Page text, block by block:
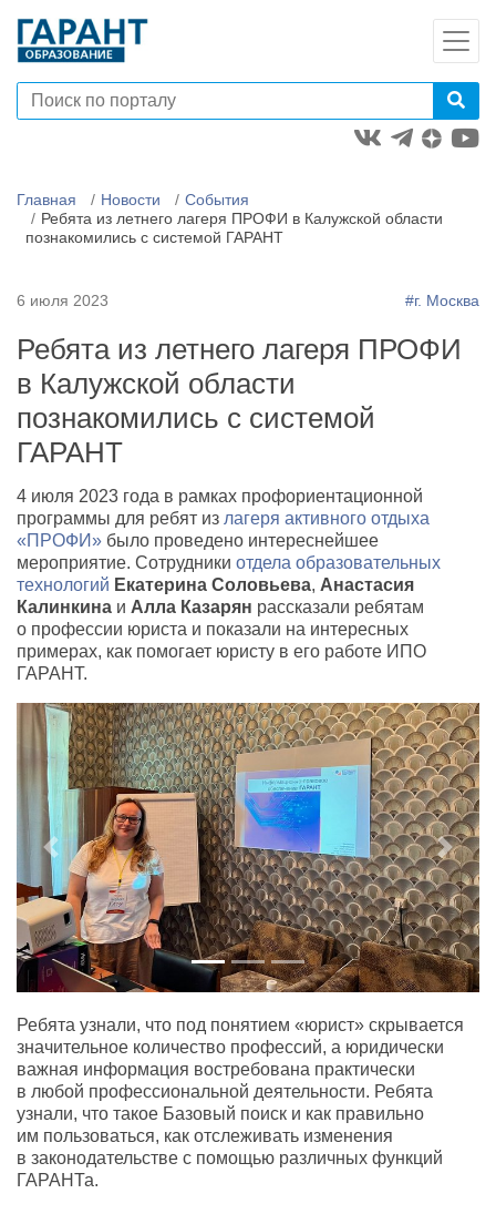
Главная Новости
События
Ребята из летнего лагеря ПРОФИ в Калужской области
познакомились с системой ГАРАНТ
6 июля 2023 #г. Москва
Ребята из летнего лагеря ПРОФИ
в Калужской области
познакомились с системой
ГАРАНТ
4 июля 2023 года в рамках профориентационной
программы для ребят из лагеря активного отдыха
«ПРОФИ» было проведено интереснейшее
мероприятие. Сотрудники отдела образовательных
технологий Екатерина Соловьева, Анастасия
Калинкина и Алла Казарян рассказали ребятам
о профессии юриста и показали на интересных
примерах, как помогает юристу в его работе ИПО
ГАРАНТ.
Previous Next
Ребята узнали, что под понятием «юрист» скрывается
значительное количество профессий, а юридически
важная информация востребована практически
в любой профессиональной деятельности. Ребята
узнали, что такое Базовый поиск и как правильно
им пользоваться, как отслеживать изменения
в законодательстве с помощью различных функций
ГАРАНТа.